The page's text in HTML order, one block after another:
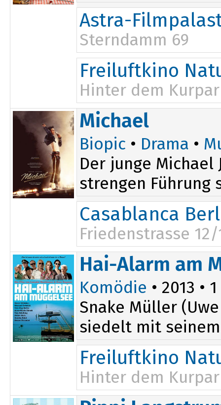
Astra-
Sterndamm 69
20:30
Freiluftkino
Hinter dem
21:00
Michael
Biopic • Drama •
Der junge
strengen Führung
Casablanca
Friedenstrasse 12/
Hai-Alarm am
Komödie • 2013 •
Snake Müller
siedelt mit
Freiluftkino
Hinter dem